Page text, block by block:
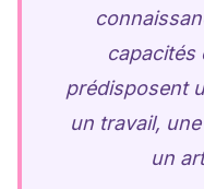
capacités
prédisposent
un travail,
un